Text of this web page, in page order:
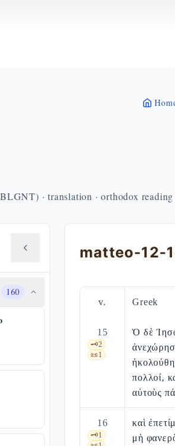
· translation · orthodox reading
160
matteo-12-
v. Greek
15
🗝️2
📜1
Ὁ δὲ
πολλοί,
αὐτοὺς
16
🗝️1
καὶ
μὴ